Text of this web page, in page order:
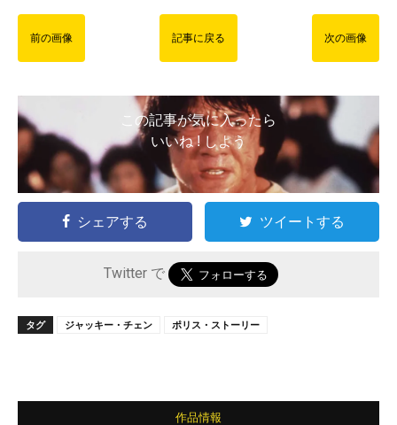
前の画像 記事に戻る 次の画像
この記事が気に入ったら
いいね ! しよう
シェアする ツイートする
Twitter で
タグ ジャッキー・チェン ポリス・ストーリー
作品情報